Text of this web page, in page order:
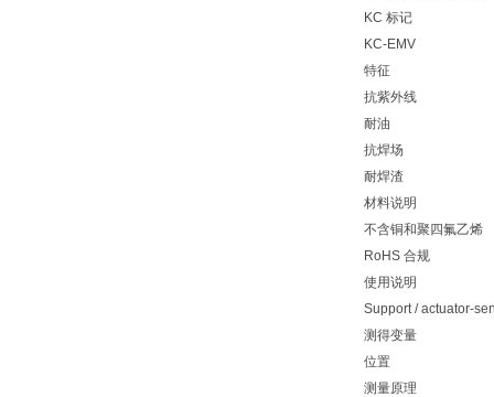
KC 标记
KC-EMV
特征
抗紫外线
耐油
抗焊场
耐焊渣
材料说明
不含铜和聚四氟乙烯
RoHS 合规
使用说明
Support / actuator-
测得变量
位置
测量原理